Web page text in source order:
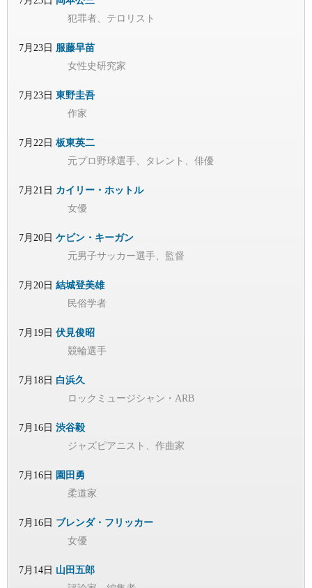
犯罪者、テロリスト
7月23日 服藤早苗
女性史研究家
7月23日 東野圭吾
作家
7月22日 板東英二
元プロ野球選手、タレント、俳優
7月21日 カイリー・ホットル
女優
7月20日 ケビン・キーガン
元男子サッカー選手、監督
7月20日 結城登美雄
民俗学者
7月19日 伏見俊昭
競輪選手
7月18日 白浜久
ロックミュージシャン・ARB
7月16日 渋谷毅
ジャズピアニスト、作曲家
7月16日 園田勇
柔道家
7月16日 ブレンダ・フリッカー
女優
7月14日 山田五郎